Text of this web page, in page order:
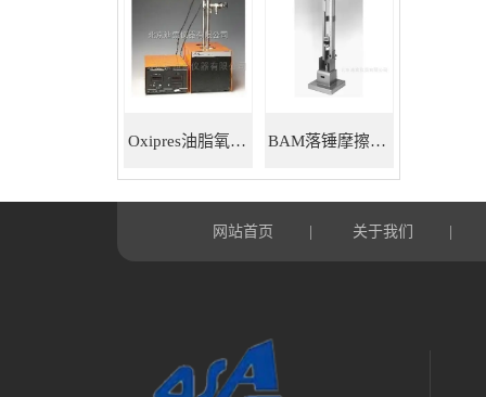
Oxipres油脂氧化稳定性仪 BAM落锤摩擦感度仪
网站首页 关于我们